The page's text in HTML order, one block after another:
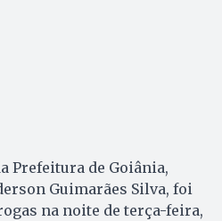
Prefeitura de Goiânia,
Guimarães Silva, foi
na noite de terça-feira,